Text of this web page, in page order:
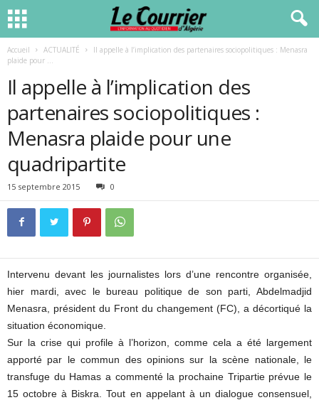
Accueil ACTUALITÉ
Il appelle à l’implication des partenaires sociopolitiques : Menasra
plaide pour ...
Il appelle à l’implication des
partenaires sociopolitiques :
Menasra plaide pour une
quadripartite
15 septembre 2015 0
Intervenu devant les journalistes lors d’une rencontre organisée,
hier mardi, avec le bureau politique de son parti, Abdelmadjid
Menasra, président du Front du changement (FC), a décortiqué la
situation économique.
Sur la crise qui profile à l’horizon, comme cela a été largement
apporté par le commun des opinions sur la scène nationale, le
transfuge du Hamas a commenté la prochaine Tripartie prévue le
15 octobre à Biskra. Tout en appelant à un dialogue consensuel,